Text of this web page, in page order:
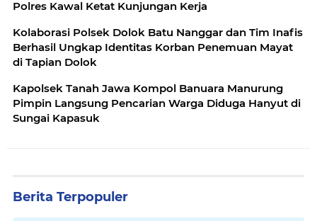
Polres Kawal Ketat Kunjungan Kerja
Kolaborasi Polsek Dolok Batu Nanggar dan Tim Inafis
Berhasil Ungkap Identitas Korban Penemuan Mayat
di Tapian Dolok
Kapolsek Tanah Jawa Kompol Banuara Manurung
Pimpin Langsung Pencarian Warga Diduga Hanyut di
Sungai Kapasuk
Berita Terpopuler